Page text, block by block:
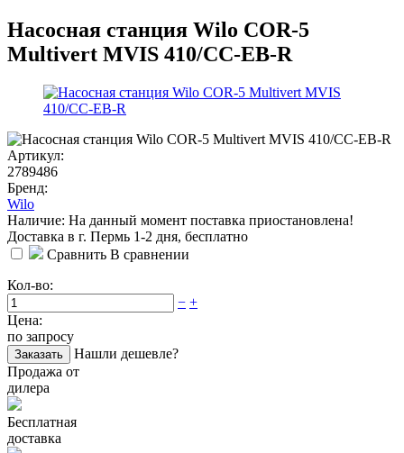
Насосная станция Wilo COR-5
Multivert MVIS 410/CC-EB-R
Артикул:
2789486
Бренд:
Wilo
Наличие: На данный момент поставка приостановлена!
Доставка в г. Пермь 1-2 дня, бесплатно
Сравнить В сравнении
Кол-во:
− +
Цена:
по запросу
Заказать
Нашли дешевле?
Продажа от
дилера
Бесплатная
доставка